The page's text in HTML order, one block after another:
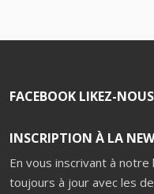
FACEBOOK LIKEZ-
INSCRIPTION À LA
En vous inscrivant à
toujours à jour avec les